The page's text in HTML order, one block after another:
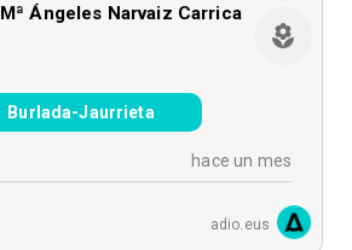
Mª Ángeles Narvaiz Carrica
Burlada-Jaurrieta
hace un mes
adio.eus